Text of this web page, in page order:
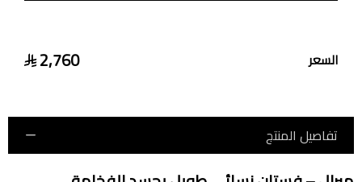
السعر 2,760
تفاصيل المنتج